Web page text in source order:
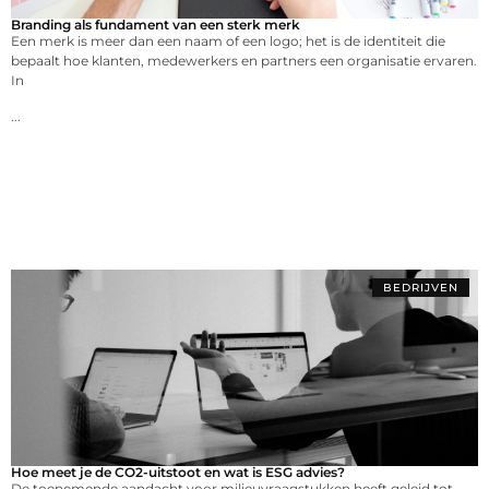
Branding als fundament van een sterk merk
Een merk is meer dan een naam of een logo; het is de identiteit die
bepaalt hoe klanten, medewerkers en partners een organisatie ervaren.
In
BEDRIJVEN
Hoe meet je de CO2-uitstoot en wat is ESG advies?